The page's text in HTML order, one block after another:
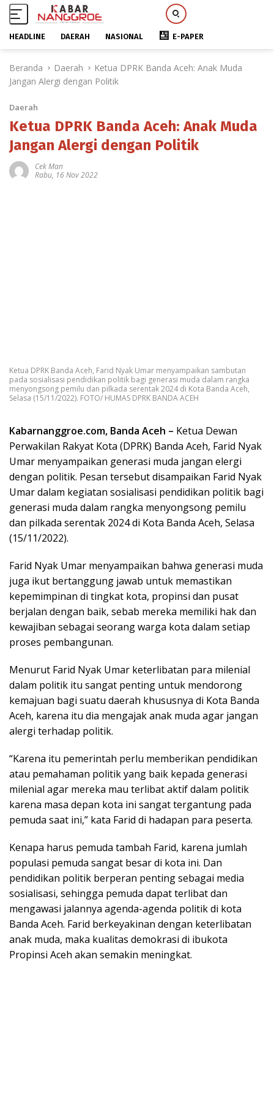
HEADLINE DAERAH NASIONAL E-PAPER
Beranda Daerah
Ketua DPRK Banda Aceh: Anak Muda
Jangan Alergi dengan Politik
Daerah
Ketua DPRK Banda Aceh: Anak Muda
Jangan Alergi dengan Politik
Cek Man
Rabu, 16 Nov 2022
Ketua DPRK Banda Aceh, Farid Nyak Umar menyampaikan sambutan
pada sosialisasi pendidikan politik bagi generasi muda dalam rangka
menyongsong pemilu dan pilkada serentak 2024 di Kota Banda Aceh,
Selasa (15/11/2022). FOTO/ HUMAS DPRK BANDA ACEH
Kabarnanggroe.com, Banda Aceh – Ketua Dewan
Perwakilan Rakyat Kota (DPRK) Banda Aceh, Farid Nyak
Umar menyampaikan generasi muda jangan elergi
dengan politik. Pesan tersebut disampaikan Farid Nyak
Umar dalam kegiatan sosialisasi pendidikan politik bagi
generasi muda dalam rangka menyongsong pemilu
dan pilkada serentak 2024 di Kota Banda Aceh, Selasa
(15/11/2022).
Farid Nyak Umar menyampaikan bahwa generasi muda
juga ikut bertanggung jawab untuk memastikan
kepemimpinan di tingkat kota, propinsi dan pusat
berjalan dengan baik, sebab mereka memiliki hak dan
kewajiban sebagai seorang warga kota dalam setiap
proses pembangunan.
Menurut Farid Nyak Umar keterlibatan para milenial
dalam politik itu sangat penting untuk mendorong
kemajuan bagi suatu daerah khususnya di Kota Banda
Aceh, karena itu dia mengajak anak muda agar jangan
alergi terhadap politik.
“Karena itu pemerintah perlu memberikan pendidikan
atau pemahaman politik yang baik kepada generasi
milenial agar mereka mau terlibat aktif dalam politik
karena masa depan kota ini sangat tergantung pada
pemuda saat ini,” kata Farid di hadapan para peserta.
Kenapa harus pemuda tambah Farid, karena jumlah
populasi pemuda sangat besar di kota ini. Dan
pendidikan politik berperan penting sebagai media
sosialisasi, sehingga pemuda dapat terlibat dan
mengawasi jalannya agenda-agenda politik di kota
Banda Aceh. Farid berkeyakinan dengan keterlibatan
anak muda, maka kualitas demokrasi di ibukota
Propinsi Aceh akan semakin meningkat.